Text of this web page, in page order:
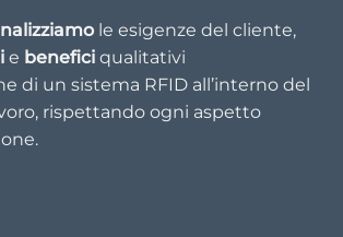
le esigenze del cliente,
e benefici qualitativi
di un sistema RFID all’interno del
rispettando ogni aspetto